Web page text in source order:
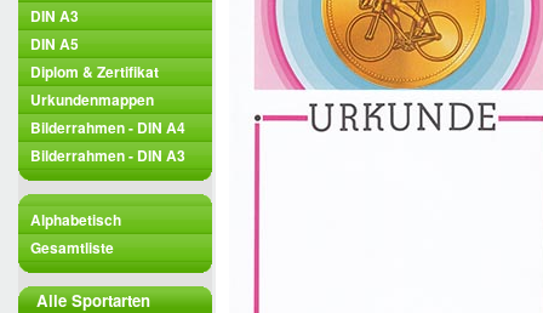
DIN A3
DIN A5
Diplom & Zertifikat
Urkundenmappen
Bilderrahmen - DIN A4
Bilderrahmen - DIN A3
Alphabetisch
Gesamtliste
Alle Sportarten